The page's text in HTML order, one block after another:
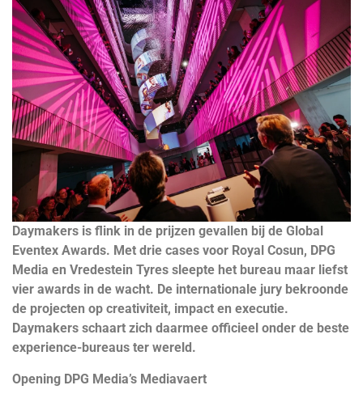
Daymakers is flink in de prijzen gevallen bij de Global
Eventex Awards. Met drie cases voor Royal Cosun, DPG
Media en Vredestein Tyres sleepte het bureau maar liefst
vier awards in de wacht. De internationale jury bekroonde
de projecten op creativiteit, impact en executie.
Daymakers schaart zich daarmee officieel onder de beste
experience-bureaus ter wereld.
Opening DPG Media’s Mediavaert